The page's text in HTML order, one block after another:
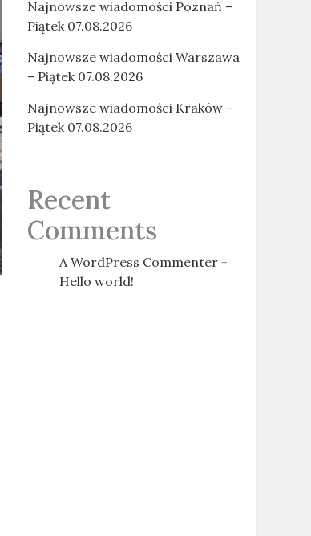
Najnowsze wiadomości Poznań –
Piątek 07.08.2026
Najnowsze wiadomości Warszawa
– Piątek 07.08.2026
Najnowsze wiadomości Kraków –
Piątek 07.08.2026
Recent
Comments
A WordPress Commenter-
Hello world!